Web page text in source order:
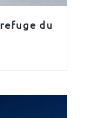
du